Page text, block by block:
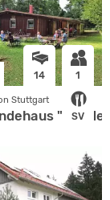
14 1
SV
Stuttgart
"Auf